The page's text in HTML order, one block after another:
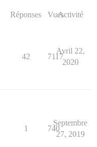
Réponses VuesActivité
42 7117
Avril 22,
2020
1 740
Septembre
27, 2019